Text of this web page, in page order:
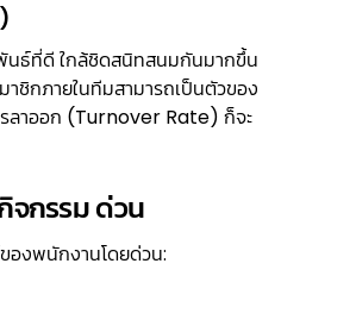
นธ์ที่ดี ใกล้ชิดสนิทสนมกันมากขึ้น
าชิกภายในทีมสามารถเป็นตัวของ
รลาออก (Turnover Rate) ก็จะ
กรรม ด่วน
งพนักงานโดยด่วน: